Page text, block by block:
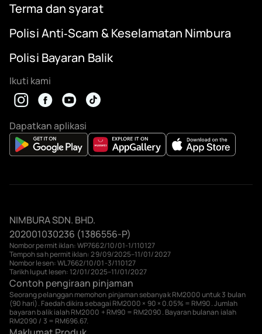
Terma dan syarat
Polisi Anti‑Scam & Keselamatan Nimbura
Polisi Bayaran Balik
Ikuti kami
Dapatkan aplikasi
NIMBURA SDN. BHD.
202001030236 (1386556-P)
Nombor permit iklan: WP7662/10/01-1/110127
Tempoh sah permit iklan: 29/09/2025–11/01/2027
Nombor lesen: WL7662/10/01-3/110127
Tarikh luput lesen: 12/01/2025–11/01/2027
Contoh pengiraan pinjaman
Seorang pelanggan memohon pinjaman sebanyak RM2000 untuk 3 bulan
(90 hari). Faedah dikira sebagai RM2000 × 90 × 0.05% = RM90. Jumlah
bayaran balik ialah RM2000 + RM90 = RM2090. Bayaran bulanan ialah
RM2090 / 3 = RM696.67.